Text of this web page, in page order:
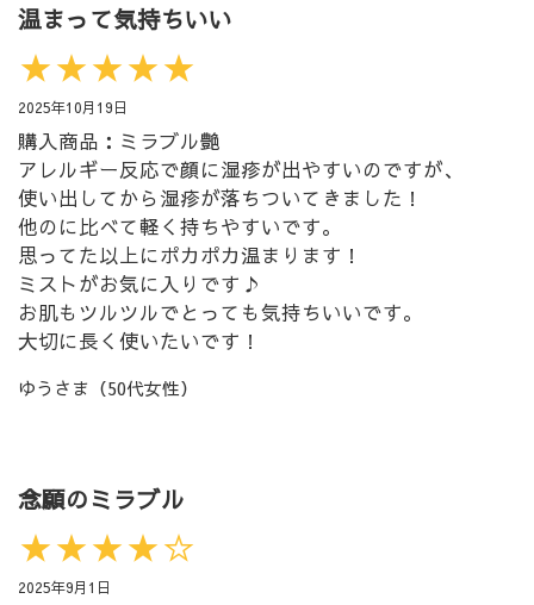
温まって気持ちいい
★★★★★
2025年10月19日
購入商品：ミラブル艶
アレルギー反応で顔に湿疹が出やすいのですが、
使い出してから湿疹が落ちついてきました！
他のに比べて軽く持ちやすいです。
思ってた以上にポカポカ温まります！
ミストがお気に入りです♪
お肌もツルツルでとっても気持ちいいです。
大切に長く使いたいです！
ゆうさま（50代女性）
念願のミラブル
★★★★☆
2025年9月1日